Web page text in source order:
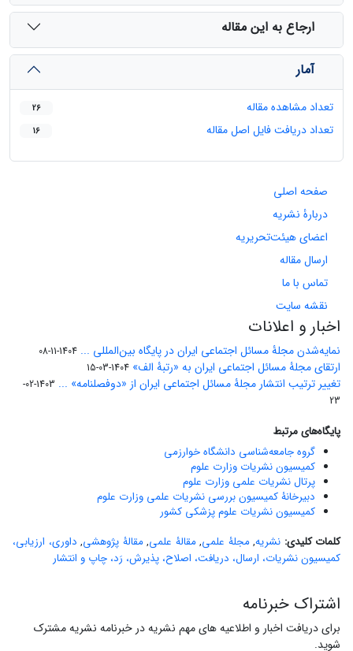
ارجاع به این مقاله
آمار
تعداد مشاهده مقاله 26
تعداد دریافت فایل اصل مقاله 16
صفحه اصلی
دربارۀ نشریه
اعضای هیئت‌تحریریه
ارسال مقاله
تماس با ما
نقشه سایت
اخبار و اعلانات
نمایه‌شدن مجلۀ مسائل اجتماعی ایران در پایگاه بین‌المللی ... 1404-11-08
ارتقای مجلۀ مسائل اجتماعی ایران به «رتبۀ الف» 1404-03-15
تغییر ترتیب انتشار مجلۀ مسائل اجتماعی ایران از «دوفصلنامه» ...
1403-02-
23
پایگاه‌های مرتبط
گروه جامعه‌شناسی دانشگاه خوارزمی
کمیسیون نشریات وزارت علوم
پرتال نشریات علمی وزارت علوم
دبیرخانۀ کمیسیون بررسی نشریات علمی وزارت علوم
کمیسیون نشریات علوم پزشکی کشور
کلمات کلیدی: نشریه,مجلۀ علمی,مقالۀ علمی,مقالۀ پژوهشی, داوری، ارزیابی،
کمیسیون نشریات، ارسال، دریافت، اصلاح، پذیرش، رَد، چاپ و انتشار
اشتراک خبرنامه
برای دریافت اخبار و اطلاعیه های مهم نشریه در خبرنامه نشریه مشترک
شوید.